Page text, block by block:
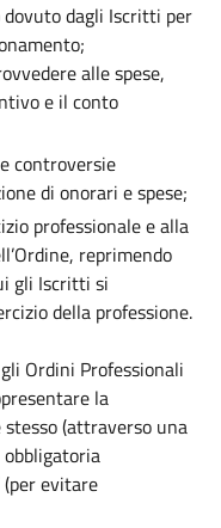
dagli Iscritti per
alle spese,
e il conto
controversie
di onorari e spese;
professionale e alla
reprimendo
gli Iscritti si
della professione.
Ordini Professionali
la
stesso (attraverso una
evitare